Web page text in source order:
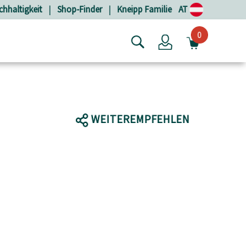
| Shop-Finder | Kneipp Familie AT
Login0
WEITEREMPFEHLEN